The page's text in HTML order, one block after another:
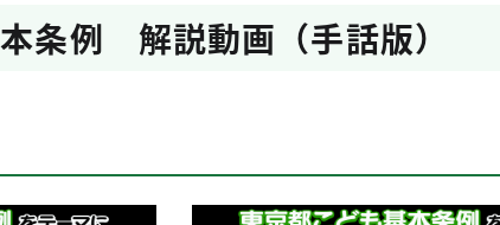
条例 解説動画（手話版）